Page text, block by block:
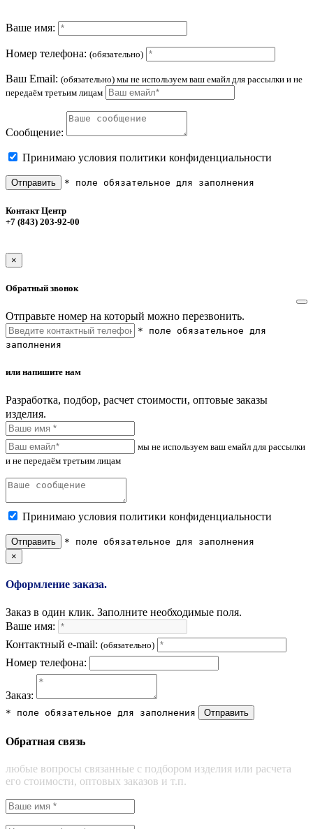
Ваше имя:
Номер телефона: (обязательно)
Ваш Email: (обязательно) мы не используем ваш емайл для рассылки и не
передаём третьим лицам
Сообщение:
Принимаю условия политики конфиденциальности
Отправить * поле обязательное для заполнения
Контакт Центр
+7 (843) 203-92-00
×
Обратный звонок
Отправьте номер на который можно перезвонить.
* поле обязательное для
заполнения
или напишите нам
Разработка, подбор, расчет стоимости, оптовые заказы
изделия.
мы не используем ваш емайл для рассылки
и не передаём третьим лицам
Принимаю условия политики конфиденциальности
Отправить
* поле обязательное для заполнения
×
Оформление заказа.
Заказ в один клик. Заполните необходимые поля.
Ваше имя:
Контактный e-mail: (обязательно)
Номер телефона:
Заказ:
* поле обязательное для заполнения Отправить
Обратная связь
любые вопросы связанные с подбором изделия или расчета
его стоимости, оптовых заказов и т.п.